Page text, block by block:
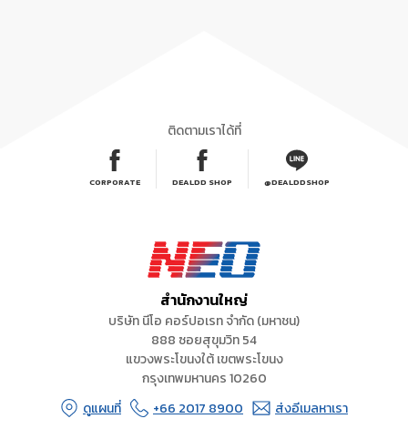
ติดตามเราได้ที่
CORPORATE DEALDD SHOP @DEALDDSHOP
สำนักงานใหญ่
บริษัท นีโอ คอร์ปอเรท จำกัด (มหาชน)
888 ซอยสุขุมวิท 54
แขวงพระโขนงใต้ เขตพระโขนง
กรุงเทพมหานคร 10260
ดูแผนที่
+66 2017 8900 ส่งอีเมลหาเรา